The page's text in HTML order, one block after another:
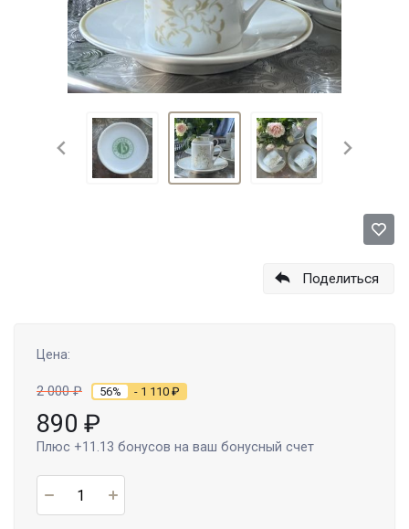
Поделиться
Цена:
2 000₽ 56% - 1 110 ₽
890 ₽
Плюс +11.13 бонусов на ваш бонусный счет